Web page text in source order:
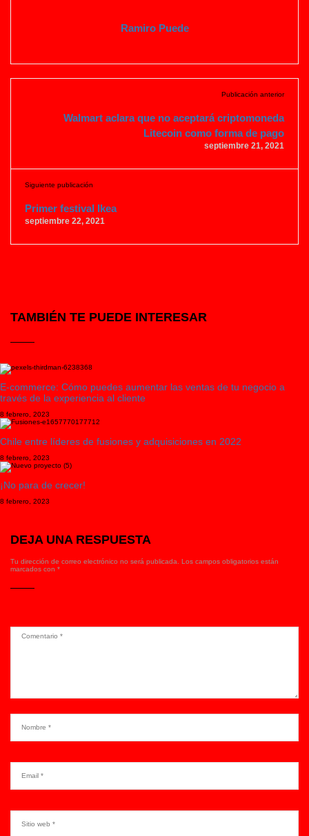
Ramiro Puede
Publicación anterior
Walmart aclara que no aceptará criptomoneda
Litecoin como forma de pago
septiembre 21, 2021
Siguiente publicación
Primer festival Ikea
septiembre 22, 2021
TAMBIÉN TE PUEDE INTERESAR
E-commerce: Cómo puedes aumentar las ventas de tu negocio a
través de la experiencia al cliente
8 febrero, 2023
Chile entre líderes de fusiones y adquisiciones en 2022
8 febrero, 2023
¡No para de crecer!
8 febrero, 2023
DEJA UNA RESPUESTA
Tu dirección de correo electrónico no será publicada.
Los campos obligatorios están
marcados con *